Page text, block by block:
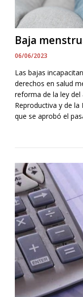
Baja
06/06/2023
Las bajas
derechos en salud
reforma de la ley del
Reproductiva y de
que se aprobó el